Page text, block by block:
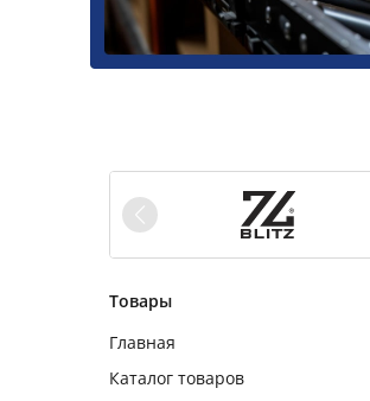
Товары
Главная
Каталог товаров